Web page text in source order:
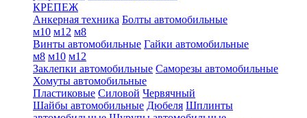
КРЕПЕЖ
Анкерная техника Болты автомобильные
м10 м12 м8
Винты автомобильные Гайки автомобильные
м8 м10 м12
Заклепки автомобильные Саморезы автомобильные
Хомуты автомобильные
Пластиковые Силовой Червячный
Шайбы автомобильные Дюбеля Шплинты